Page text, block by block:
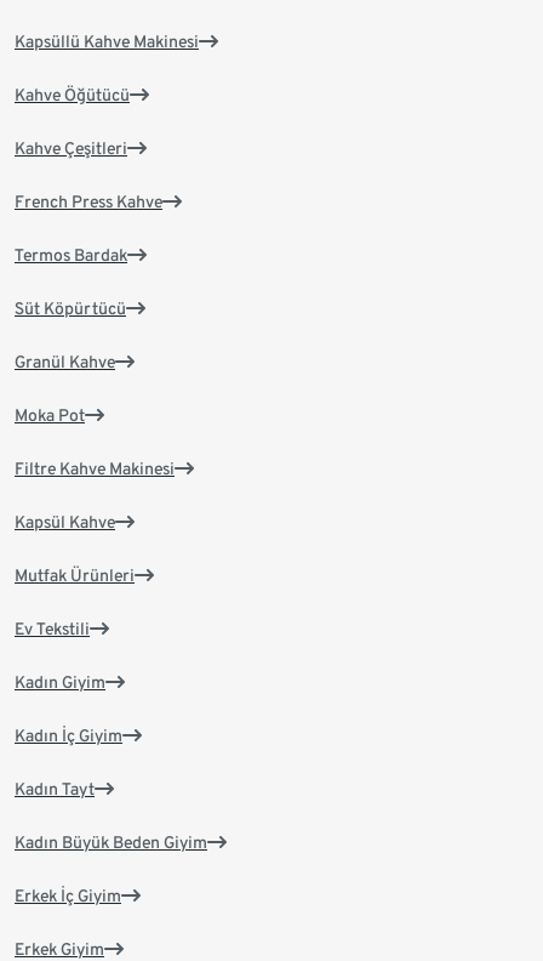
Kapsüllü Kahve Makinesi
Kahve Öğütücü
Kahve Çeşitleri
French Press Kahve
Termos Bardak
Süt Köpürtücü
Granül Kahve
Moka Pot
Filtre Kahve Makinesi
Kapsül Kahve
Mutfak Ürünleri
Ev Tekstili
Kadın Giyim
Kadın İç Giyim
Kadın Tayt
Kadın Büyük Beden Giyim
Erkek İç Giyim
Erkek Giyim